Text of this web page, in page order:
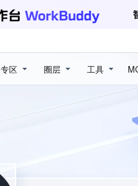
专区 圈层 工具